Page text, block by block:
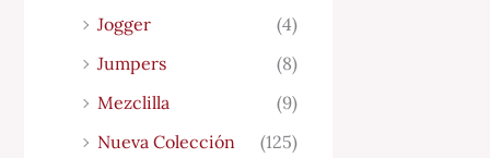
Jogger
(4)
Jumpers
(8)
Mezclilla
(9)
Nueva Colección
(125)